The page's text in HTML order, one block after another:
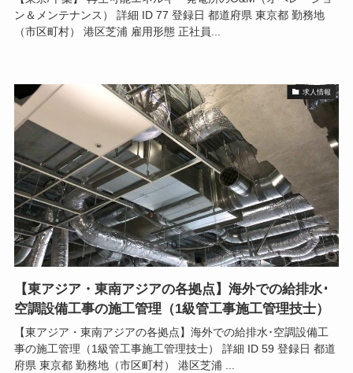
ン＆メンテナンス） 詳細 ID 77 登録日 都道府県 東京都 勤務地
（市区町村） 港区芝浦 雇用形態 正社員...
求人情報
【東アジア・東南アジアの各拠点】海外での給排水･
空調設備工事の施工管理（1級管工事施工管理技士）
【東アジア・東南アジアの各拠点】海外での給排水･空調設備工
事の施工管理（1級管工事施工管理技士） 詳細 ID 59 登録日 都道
府県 東京都 勤務地（市区町村） 港区芝浦 ...